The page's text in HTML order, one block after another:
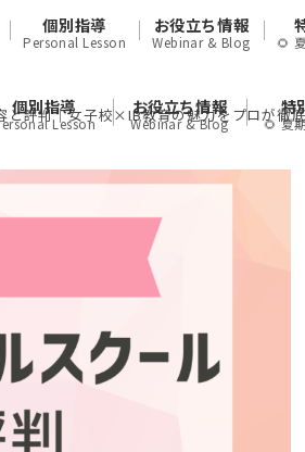
個別指導
Lesson
お役立ち情報
Webinar & Blog
特
🌻 夏
個別指導
Personal Lesson
お役立ち情報
Webinar & Blog 🌻
と評判｜女子校×IB教育の魅力をプロが徹